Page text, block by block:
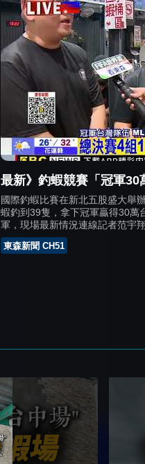
國際釣蝦競技大賽創新跨
釣蝦文化盛典
今年吸引來自台灣、香港、新加
16小時的高強度競技挑戰，總獎
錄。賽事由TSA台灣釣蝦文化發
其中四人團體賽冠軍可獲得30萬